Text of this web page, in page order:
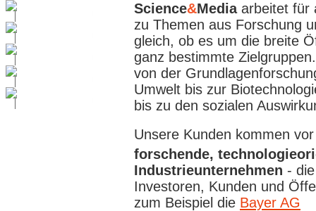
Science&Mediaarbeitet für
zu Themen aus Forschung
gleich, ob es um die breite
ganz bestimmte
von der
Umwelt bis zur
bis zu den sozialen
Unsere Kunden kommen
forschende,
Industrieunternehmen -
Investoren, Kunden und
zum Beispiel die Bayer AG